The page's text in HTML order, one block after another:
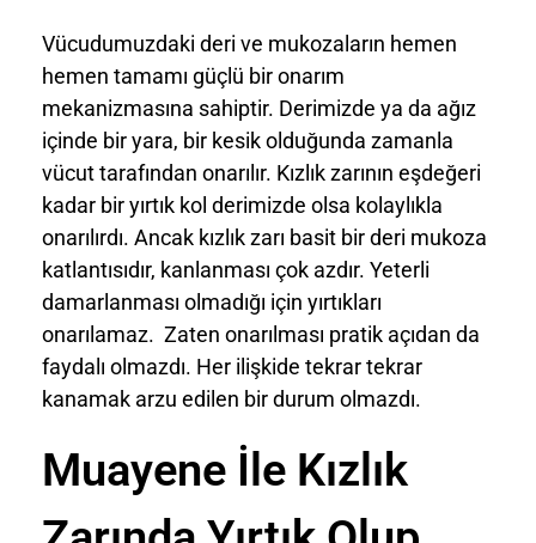
Vücudumuzdaki deri ve mukozaların hemen
hemen tamamı güçlü bir onarım
mekanizmasına sahiptir. Derimizde ya da ağız
içinde bir yara, bir kesik olduğunda zamanla
vücut tarafından onarılır. Kızlık zarının eşdeğeri
kadar bir yırtık kol derimizde olsa kolaylıkla
onarılırdı. Ancak kızlık zarı basit bir deri mukoza
katlantısıdır, kanlanması çok azdır. Yeterli
damarlanması olmadığı için yırtıkları
onarılamaz. Zaten onarılması pratik açıdan da
faydalı olmazdı. Her ilişkide tekrar tekrar
kanamak arzu edilen bir durum olmazdı.
Muayene İle Kızlık